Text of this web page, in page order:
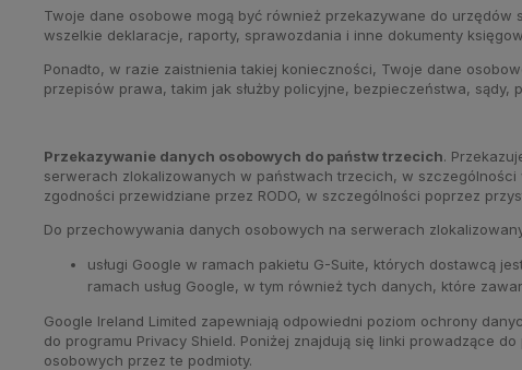
Twoje dane osobowe mogą być również przekazywane do
wszelkie deklaracje, raporty, sprawozdania i inne dokumenty
Ponadto, w razie zaistnienia takiej konieczności, Twoje dane
przepisów prawa, takim jak służby policyjne, bezpieczeństwa, sądy,
Przekazywanie danych osobowych do państw trzecich.
serwerach zlokalizowanych w państwach trzecich, w
zgodności przewidziane przez RODO, w szczególności poprzez
Do przechowywania danych osobowych na serwerach
usługi Google w ramach pakietu G-Suite, których dostawcą
ramach usług Google, w tym również tych danych, które
Google Ireland Limited zapewniają odpowiedni poziom ochrony
do programu Privacy Shield. Poniżej znajdują się linki prowadzące
osobowych przez te podmioty.